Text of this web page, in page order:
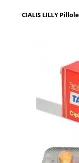
CIALIS LILLY Pillole